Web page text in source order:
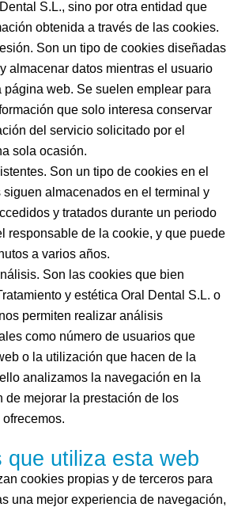
S.L., sino por otra entidad que
obtenida a través de las cookies.
Son un tipo de cookies diseñadas
almacenar datos mientras el usuario
página web. Se suelen emplear para
que solo interesa conservar
del servicio solicitado por el
sola ocasión.
Son un tipo de cookies en el
siguen almacenados en el terminal y
y tratados durante un periodo
responsable de la cookie, y que puede
a varios años.
Son las cookies que bien
y estética Oral Dental S.L. o
permiten realizar análisis
como número de usuarios que
o la utilización que hacen de la
analizamos la navegación en la
de mejorar la prestación de los
que utiliza esta web
cookies propias y de terceros para
una mejor experiencia de navegación,